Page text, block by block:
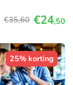
€35,60 €24,50
25% korting